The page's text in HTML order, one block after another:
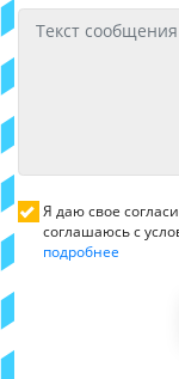
Я даю свое
соглашаюсь с
подробнее